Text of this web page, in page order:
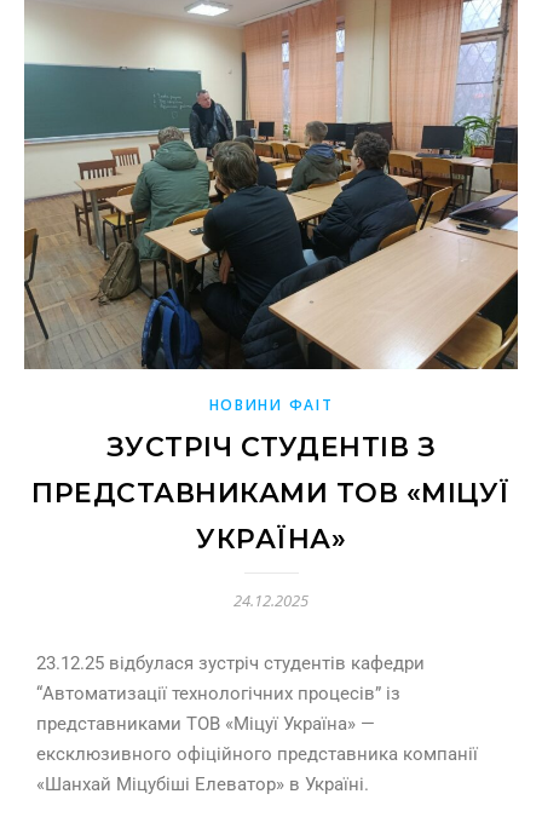
НОВИНИ ФАІТ
ЗУСТРІЧ СТУДЕНТІВ З
ПРЕДСТАВНИКАМИ ТОВ «МІЦУЇ
УКРАЇНА»
24.12.2025
23.12.25 відбулася зустріч студентів кафедри
“Автоматизації технологічних процесів” із
представниками ТОВ «Міцуї Україна» —
ексклюзивного офіційного представника компанії
«Шанхай Міцубіші Елеватор» в Україні.